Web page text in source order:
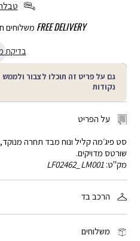
FREE DELIVERY משלוחים
בדיקת
גם על פריט זה תוכלו לצבור ולממש
נקודות
על הפריט
הרכב בד
משלוחים
סט פיג׳מה קליל ונוח מבד תחרה מנוקד,
שורטס מדויקים.
מק"ט: LF02462_LM001